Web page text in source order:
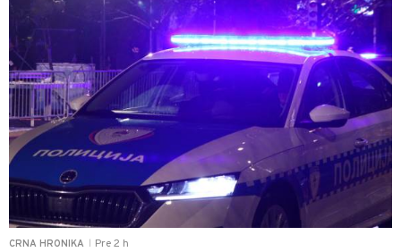
CRNA HRONIKA Pre 2 h